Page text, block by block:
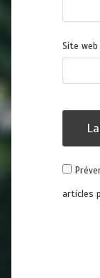
Site web
articles